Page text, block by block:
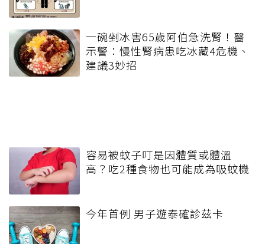
一碗剉冰害65歲阿伯急洗腎！醫
示警：慢性腎病患吃冰藏4危機、
建議3妙招
容易被蚊子叮是因體質或體溫
高？吃2種食物也可能成為吸蚊機
今年首例 男子遊泰確診茲卡